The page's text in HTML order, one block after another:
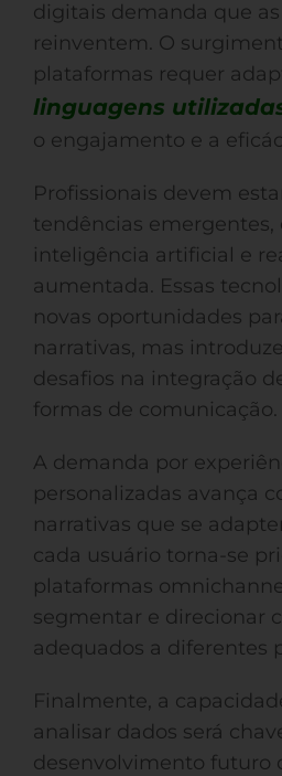
digitais demanda que
reinventem. O
plataformas requer
linguagens
o engajamento e a
Profissionais devem
tendências emergentes,
inteligência artificial e
aumentada. Essas
novas oportunidades
narrativas, mas
desafios na integração
formas de comunicação.
A demanda por
personalizadas avança
narrativas que se
cada usuário torna-se
plataformas
segmentar e direcionar
adequados a diferentes
Finalmente, a
analisar dados será
desenvolvimento futuro